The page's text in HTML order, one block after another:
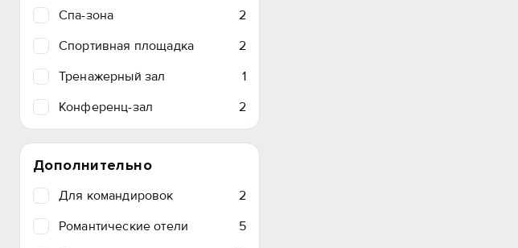
Спа-зона
2
Спортивная площадка
2
Тренажерный зал
1
Конференц-зал
2
Дополнительно
Для командировок
2
Романтические отели
5